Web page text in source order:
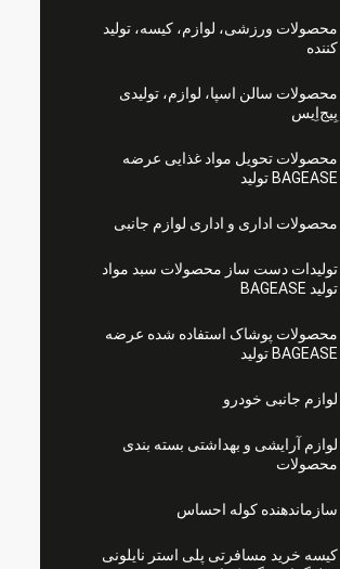
محصولات ورزشی، لوازم، کیسه، تولید
کننده
محصولات سالن اسپا، لوازم، تولیدی
بِیج‌اِیس
محصولات تحویل مواد غذایی عرضه
BAGEASE تولید
محصولات اداری و اداری لوازم جانبی
تولیدات دست ساز محصولات سبد مواد
تولید BAGEASE
محصولات پوشاک استفاده شده عرضه
BAGEASE تولید
لوازم جانبی خودرو
لوازم آرایشی و بهداشتی بسته بندی
محصولات
سازماندهنده کوله احساس
کیسه خرید مسافرتی پلی استر نایلونی